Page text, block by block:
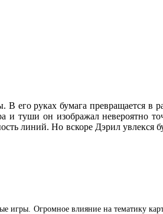
его руках бумага превращается в
и туши он изображал невероятно
линий. Но вскоре Дэрил увлекся
игры. Огромное влияние на тематику